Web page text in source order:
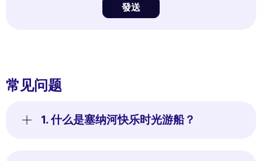
發送
常见问题
1. 什么是塞纳河快乐时光游船？